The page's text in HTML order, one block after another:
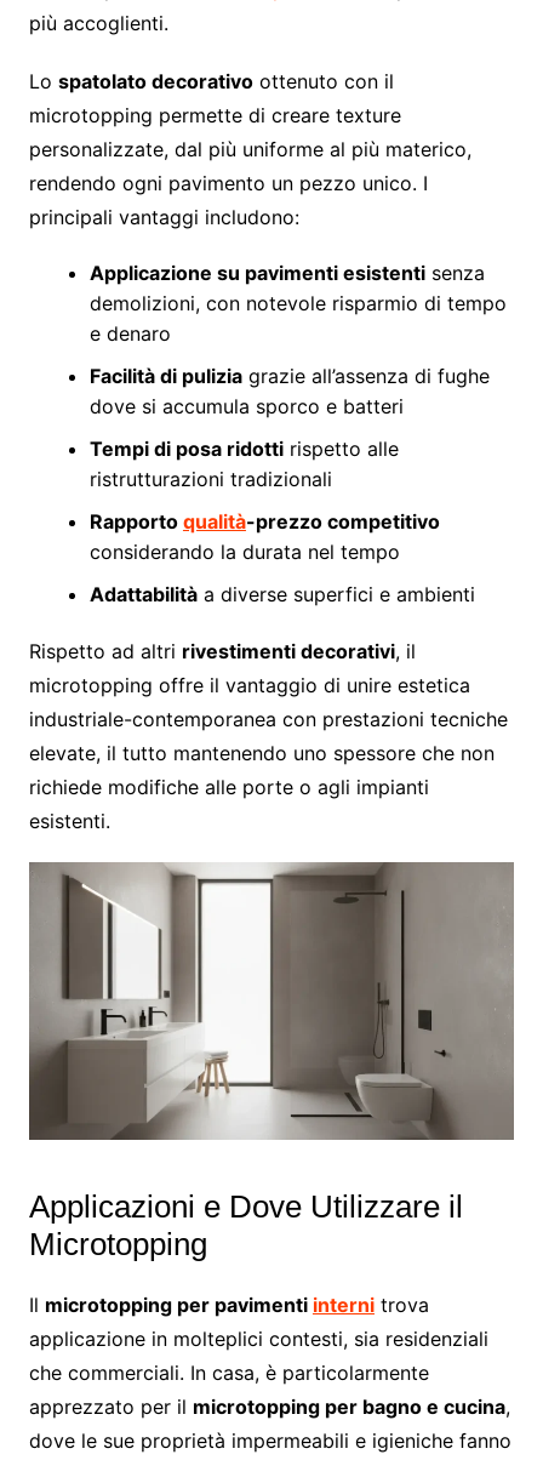
più accoglienti.
Lo spatolato decorativoottenuto con il
microtopping permette di creare texture
personalizzate, dal più uniforme al più materico,
rendendo ogni pavimento un pezzo unico. I
principali vantaggi includono:
Applicazione su pavimenti esistentisenza
demolizioni, con notevole risparmio di tempo
e denaro
Facilità di puliziagrazie all’assenza di fughe
dove si accumula sporco e batteri
Tempi di posa ridottirispetto alle
ristrutturazioni tradizionali
Rapporto qualità-prezzo competitivo
considerando la durata nel tempo
Adattabilitàa diverse superfici e ambienti
Rispetto ad altri rivestimenti decorativi, il
microtopping offre il vantaggio di unire estetica
industriale-contemporanea con prestazioni tecniche
elevate, il tutto mantenendo uno spessore che non
richiede modifiche alle porte o agli impianti
esistenti.
Applicazioni e Dove Utilizzare il
Microtopping
Il microtopping per pavimenti internitrova
applicazione in molteplici contesti, sia residenziali
che commerciali. In casa, è particolarmente
apprezzato per il microtopping per bagno e cucina,
dove le sue proprietà impermeabili e igieniche fanno